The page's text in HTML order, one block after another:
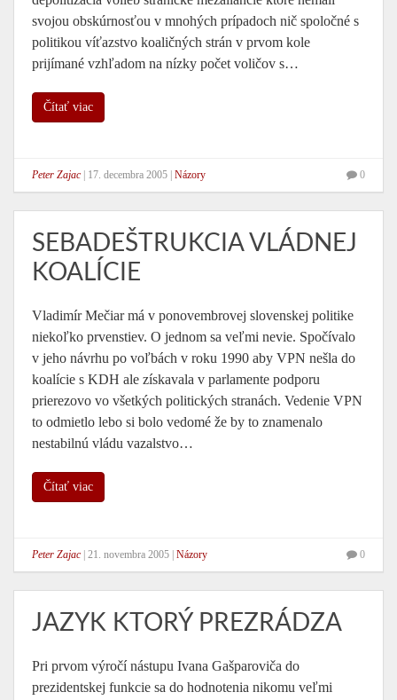
svojou obskúrnosťou v mnohých prípadoch nič spoločné s
politikou víťazstvo koaličných strán v prvom kole
prijímané vzhľadom na nízky počet voličov s…
Čítať viac
Peter Zajac| 17. decembra 2005 Názory 0
SEBADEŠTRUKCIA VLÁDNEJ
KOALÍCIE
Vladimír Mečiar má v ponovembrovej slovenskej politike
niekoľko prvenstiev. O jednom sa veľmi nevie. Spočívalo
v jeho návrhu po voľbách v roku 1990 aby VPN nešla do
koalície s KDH ale získavala v parlamente podporu
prierezovo vo všetkých politických stranách. Vedenie VPN
to odmietlo lebo si bolo vedomé že by to znamenalo
nestabilnú vládu vazalstvo…
Čítať viac
Peter Zajac| 21. novembra 2005 Názory 0
JAZYK KTORÝ PREZRÁDZA
Pri prvom výročí nástupu Ivana Gašparoviča do
prezidentskej funkcie sa do hodnotenia nikomu veľmi